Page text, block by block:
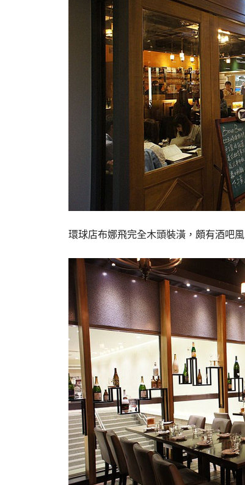
環球店布娜飛完全木頭裝潢，頗有酒吧風